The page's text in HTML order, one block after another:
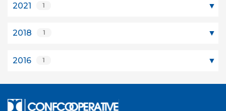
2021 1
2018 1
2016 1